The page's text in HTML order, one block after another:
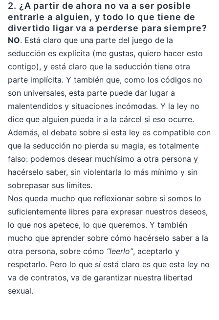
2. ¿A partir de ahora no va a ser posible
entrarle a alguien, y todo lo que tiene de
divertido ligar va a perderse para siempre?
NO. Está claro que una parte del juego de la
seducción es explícita (me gustas, quiero hacer esto
contigo), y está claro que la seducción tiene otra
parte implícita. Y también que, como los códigos no
son universales, esta parte puede dar lugar a
malentendidos y situaciones incómodas. Y la ley no
dice que alguien pueda ir a la cárcel si eso ocurre.
Además, el debate sobre si esta ley es compatible con
que la seducción no pierda su magia, es totalmente
falso: podemos desear muchísimo a otra persona y
hacérselo saber, sin violentarla lo más mínimo y sin
sobrepasar sus límites.
Nos queda mucho que reflexionar sobre si somos lo
suficientemente libres para expresar nuestros deseos,
lo que nos apetece, lo que queremos. Y también
mucho que aprender sobre cómo hacérselo saber a la
otra persona, sobre cómo “leerlo”, aceptarlo y
respetarlo. Pero lo que sí está claro es que esta ley no
va de contratos, va de garantizar nuestra libertad
sexual.